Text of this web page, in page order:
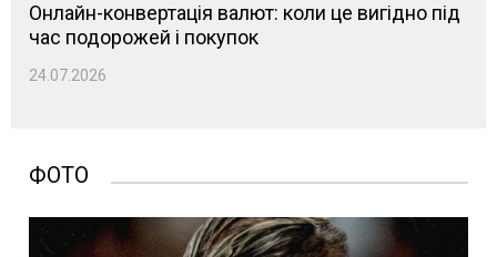
Онлайн-конвертація валют: коли це вигідно під
час подорожей і покупок
24.07.2026
ФОТО